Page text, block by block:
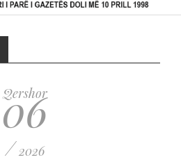
Qershor
06
/ 2026